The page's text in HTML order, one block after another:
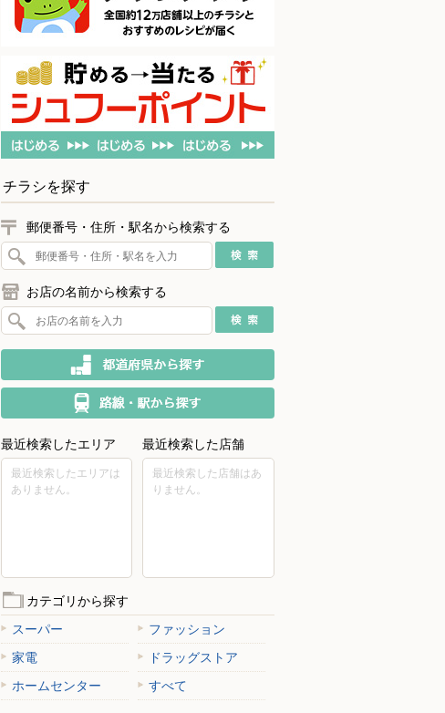
チラシを探す
郵便番号・住所・駅名から検索する
お店の名前から検索する
最近検索したエリア
最近検索したエリアは
ありません。
最近検索した店舗
最近検索した店舗はあ
りません。
カテゴリから探す
スーパー
ファッション
家電
ドラッグストア
ホームセンター
すべて